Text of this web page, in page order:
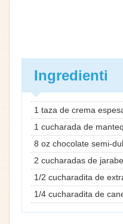
Ingredienti
1 taza de crema
1 cucharada de
8 oz chocolate semi-
2 cucharadas de
1/2 cucharadita de
1/4 cucharadita de